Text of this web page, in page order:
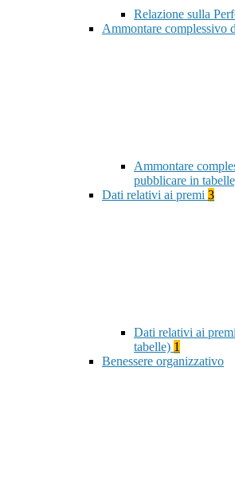
Relazione sulla
Ammontare complessivo
Ammontare
pubblicare in
Dati relativi ai premi 3
Dati relativi ai
tabelle) 1
Benessere organizzativo